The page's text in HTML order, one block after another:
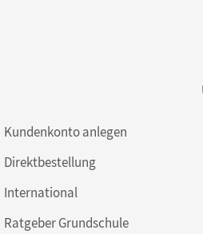
Kundenkonto anlegen
Direktbestellung
International
Ratgeber Grundschule